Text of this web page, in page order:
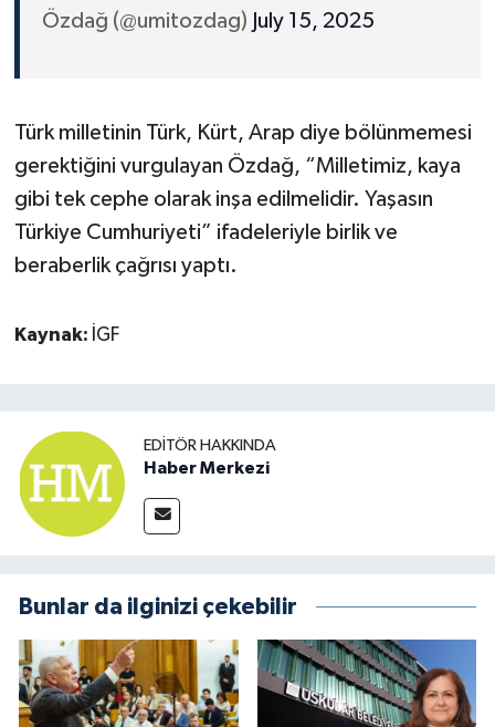
Özdağ (@umitozdag) July 15, 2025
Türk milletinin Türk, Kürt, Arap diye bölünmemesi
gerektiğini vurgulayan Özdağ, “Milletimiz, kaya
gibi tek cephe olarak inşa edilmelidir. Yaşasın
Türkiye Cumhuriyeti” ifadeleriyle birlik ve
beraberlik çağrısı yaptı.
Kaynak: İGF
EDITÖR HAKKINDA
Haber Merkezi
Bunlar da ilginizi çekebilir